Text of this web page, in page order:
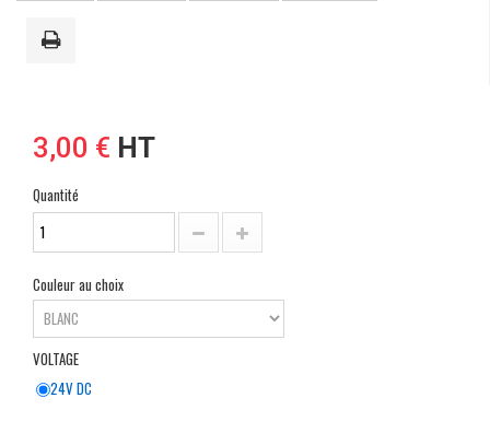
3,00 € HT
Quantité
Couleur au choix
VOLTAGE
24V DC